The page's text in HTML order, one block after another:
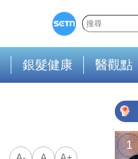
銀髮健康 醫觀點